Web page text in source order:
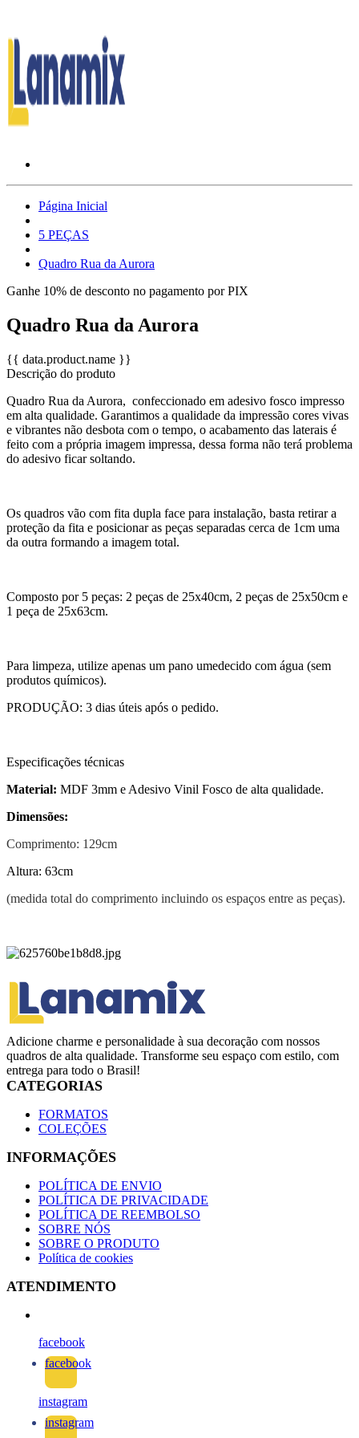
Página Inicial
5 PEÇAS
Quadro Rua da Aurora
Ganhe 10% de desconto no pagamento por PIX
Quadro Rua da Aurora
{{ data.product.name }}
Descrição do produto
Quadro Rua da Aurora, confeccionado em adesivo fosco impresso
em alta qualidade. Garantimos a qualidade da impressão cores vivas
e vibrantes não desbota com o tempo, o acabamento das laterais é
feito com a própria imagem impressa, dessa forma não terá problema
do adesivo ficar soltando.
Os quadros vão com fita dupla face para instalação, basta retirar a
proteção da fita e posicionar as peças separadas cerca de 1cm uma
da outra formando a imagem total.
Composto por 5 peças: 2 peças de 25x40cm, 2 peças de 25x50cm e
1 peça de 25x63cm.
Para limpeza, utilize apenas um pano umedecido com água (sem
produtos químicos).
PRODUÇÃO: 3 dias úteis após o pedido.
Especificações técnicas
Material: MDF 3mm e Adesivo Vinil Fosco de alta qualidade.
Dimensões:
Comprimento: 129cm
Altura: 63cm
(medida total do comprimento incluindo os espaços entre as peças).
Adicione charme e personalidade à sua decoração com nossos
quadros de alta qualidade. Transforme seu espaço com estilo, com
entrega para todo o Brasil!
CATEGORIAS
FORMATOS
COLEÇÕES
INFORMAÇÕES
POLÍTICA DE ENVIO
POLÍTICA DE PRIVACIDADE
POLÍTICA DE REEMBOLSO
SOBRE NÓS
SOBRE O PRODUTO
Política de cookies
ATENDIMENTO
facebook
facebook
instagram
instagram